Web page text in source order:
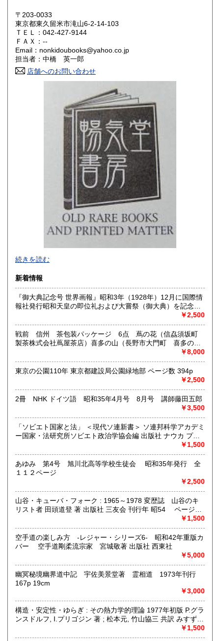
岡山県
山口県 300円
香川県 300円 愛媛県
高知県
300円 長崎県
300円 大分県
300円 鹿児島県
300円
〒203-0033
東京都東久留米市滝山6-2-14-103
ＴＥＬ：042-427-9144
ＦＡＸ：--
Email：nonkidoubooks@yahoo.co.jp
担当者：中橋 英一郎
店舗へのお問い合わせ
最寄駅：花小金井
営業時間：10:00〜18:00
定休日：不定休
古本・骨董品の出張買取のお申込み・ご予約は、お電話・ま
たはメールにて承っております。 お気軽にお問合わせくださ
出張費は無料です。旧家、蔵のあるお宅、昭和40年以前の古
いお宅の買取は、遠方でも大歓迎です。
取り扱い分野
社会科学、美術工芸、古典籍、近代文献、外国書
続きを読む
新着情報
『御大典記念号 世界画報』昭和3年（1928年）12月に国際情
報社発行昭和天皇の即位礼および大嘗祭（御大典）を記念す
るグラフ雑誌の臨時増刊号です。当時の儀式の様子や関連行
事を写した貴重な写真や解説が多数収録されています。
￥2,500
戦前 信州 茶包装パッケージ 6点 蔦の花（信劦須坂町
製茶株式会社蔦屋茶店）喜多の山（長野市大門町 喜多の園
本店）西沢園（長野県中堅町 西澤園本舗）梅の花（信州須
坂市梅の園茶店）奈良此園（信州中野町 西澤茶舗）美泉瀧
（信州長野市新町 茶間屋美濃久商店）瀧の音（信濃吉田本
￥8,000
東京の公園110年 東京都建設局公園緑地部 ページ数 394p
￥2,500
2冊 NHK ドイツ語 昭和35年4月号 8月号 講師藤田五郎
￥3,500
「ソビエト国家と法」 ＜現代ソ連新書＞ ソ連邦科学アカデミ
ー国家・法研究所ソビエト政治学協会編 出版社 ナウカ プロ
￥1,500
あゆみ 第4号 旭川北高等学校生徒会 昭和35年発行 全
１１２ページ
￥2,500
山谷・キューバ・フォーク : 1965～1978 変歴誌 山谷のキ
リスト者 田頭道登 著 出版社 三友会 刊行年 昭54 ページ数
￥1,500
空手道の楽しみ方 -レジャー・シリーズ6- 昭和42年重版カ
バー 空手道剛柔流宗家 宮城敬著 出版社 西東社
￥5,000
幽冥秘境幽界道中記 宇佐美景堂著 霊相道 1973年刊行
167p 19cm
￥3,000
構造・安定性・ゆらぎ : その熱力学的理論 1977年初版 P.グラ
ンスドルフ, I.プリゴジン 著 ; 松本元, 竹山協三 共訳 みすず書
房〈熱力学の方法を、平衡はもとより非線形性や不安定性を
も含むあらゆる現象へ拡張できないであろうか？ ……新し
￥1,500